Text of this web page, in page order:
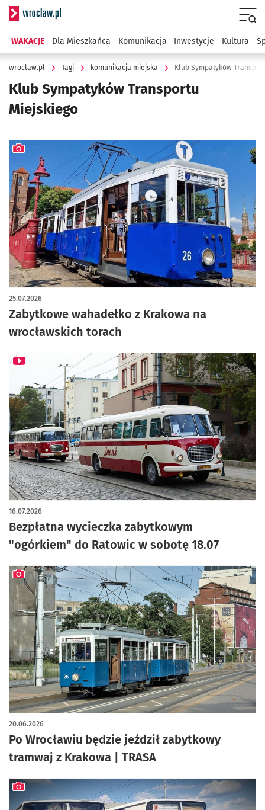
Serwis informacyjny wroclaw.pl
WAKACJE Dla Mieszkańca Komunikacja Inwestycje Kultura
wroclaw.pl Tagi komunikacja miejska Klub Sympatyków
Klub Sympatyków Transportu
Miejskiego
Zabytkowe wahadełko z Krakowa na
wrocławskich torach
25.07.2026
artykuł z galerią zdjęć
Bezpłatna wycieczka zabytkowym
"ogórkiem" do Ratowic w sobotę 18.07
16.07.2026
Po Wrocławiu będzie jeździł zabytkowy
tramwaj z Krakowa | TRASA
20.06.2026
artykuł z galerią zdjęć